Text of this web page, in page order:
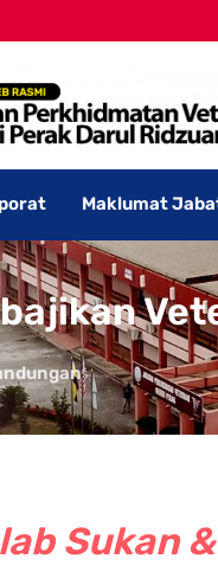
Maklumat
Sukan